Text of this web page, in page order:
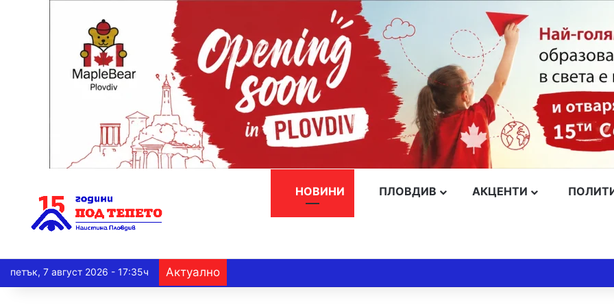
НОВИНИ ПЛОВДИВ АКЦЕНТИ
петък, 7 август 2026 - 17:35ч Актуално